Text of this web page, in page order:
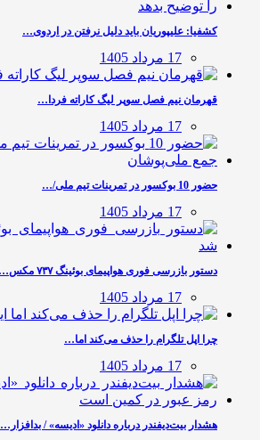
کشفیا: علیپوریان باید دلیل نرفتن در اردوی…
17 مرداد 1405
قهرمان نیم فصل سوپر لیگ کاراته فردا…
17 مرداد 1405
حضور 10 بوکسور در تمرینات تیم ملی/…
17 مرداد 1405
دستور بازرسی فوری هواپیمای بوئینگ ۷۳۷ مکس…
17 مرداد 1405
چرا اپل تلگرام را حذف می‌کند اما…
17 مرداد 1405
هشدار بیت‌دیفندر درباره دانلود «ادیسه» / بدافزار…